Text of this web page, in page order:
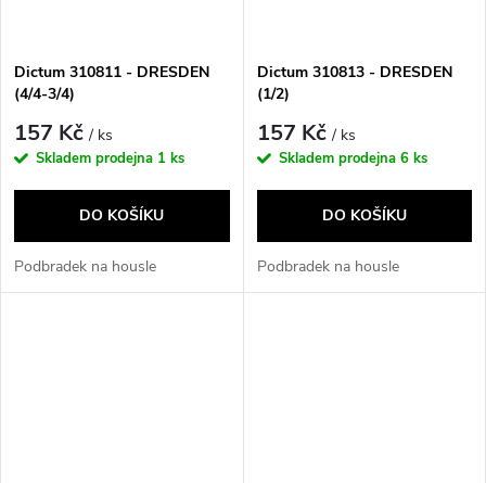
Dictum 310811 - DRESDEN
(4/4-3/4)
157 Kč/ ks
Skladem prodejna 1 ks
DO KOŠÍKU
Podbradek na housle
Dictum 310813 - DRESDEN
(1/2)
157 Kč/ ks
Skladem prodejna 6 ks
DO KOŠÍKU
Podbradek na housle